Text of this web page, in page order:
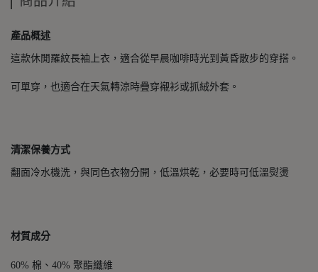
產品概述
這款休閒羅紋長袖上衣，適合從早晨咖啡時光到黃昏散步的穿搭。
可單穿，也適合在天氣轉涼時疊穿襯衫或抓絨外套。
清潔保養方式
翻面冷水機洗，與同色衣物分開，低溫烘乾，必要時可低溫熨燙
材質成分
60% 棉、40% 聚酯纖維